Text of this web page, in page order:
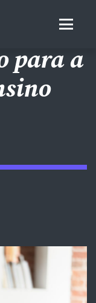
para a
janela
em nova janela
por e-mail em nova janela